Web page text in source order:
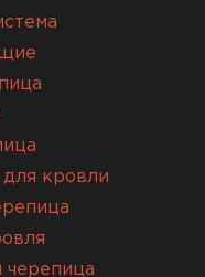
кровли
черепица